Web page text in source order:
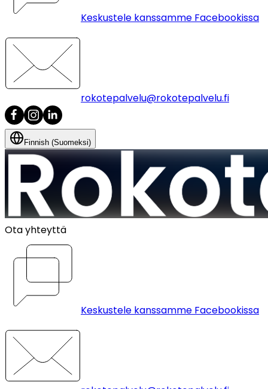
Keskustele kanssamme Facebookissa
rokotepalvelu@rokotepalvelu.fi
Finnish (Suomeksi)
Ota yhteyttä
Keskustele kanssamme Facebookissa